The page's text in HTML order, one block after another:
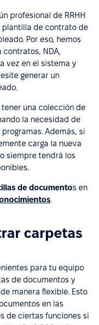
profesional de RRHH
plantilla de contrato de
Por eso, hemos
NDA,
vez en el sistema y
generar un
una colección de
la necesidad de
Además, si
carga la nueva
siempre tendrá los
de documentos en
.
carpetas
para tu equipo
de documentos y
manera flexible. Esto
en las
de ciertas funciones si